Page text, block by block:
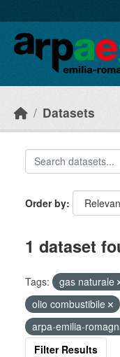
Datasets
Order by
1 dataset
Tags: gas naturale
olio combustibile
arpa-emilia-
Filter Results